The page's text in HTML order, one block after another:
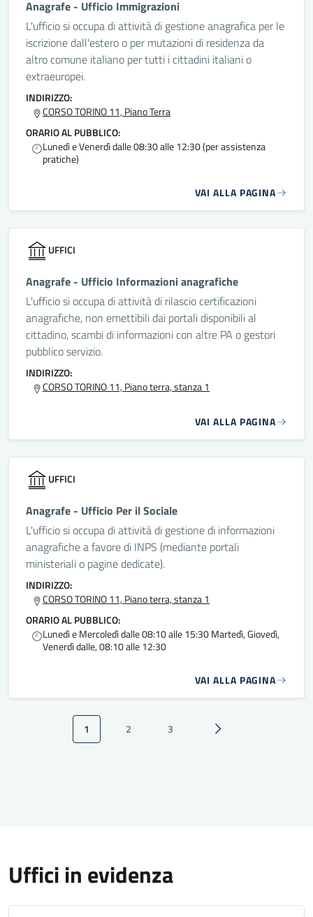
Anagrafe - Ufficio Immigrazioni
L'ufficio si occupa di attività di gestione anagrafica per le
iscrizione dall'estero o per mutazioni di residenza da
altro comune italiano per tutti i cittadini italiani o
extraeuropei.
INDIRIZZO:
CORSO TORINO 11, Piano Terra
ORARIO AL PUBBLICO:
Lunedì e Venerdì dalle 08:30 alle 12:30 (per assistenza
pratiche)
VAI ALLA PAGINA
UFFICI
Anagrafe - Ufficio Informazioni anagrafiche
L'ufficio si occupa di attività di rilascio certificazioni
anagrafiche, non emettibili dai portali disponibili al
cittadino, scambi di informazioni con altre PA o gestori
pubblico servizio.
INDIRIZZO:
CORSO TORINO 11, Piano terra, stanza 1
VAI ALLA PAGINA
UFFICI
Anagrafe - Ufficio Per il Sociale
L'ufficio si occupa di attività di gestione di informazioni
anagrafiche a favore di INPS (mediante portali
ministeriali o pagine dedicate).
INDIRIZZO:
CORSO TORINO 11, Piano terra, stanza 1
ORARIO AL PUBBLICO:
Lunedì e Mercoledì dalle 08:10 alle 15:30 Martedì, Giovedì,
Venerdì dalle, 08:10 alle 12:30
VAI ALLA PAGINA
Paginazione
Pagina attuale
1 Pagina
2 Pagina
3 Pagina successiva
Uffici in evidenza